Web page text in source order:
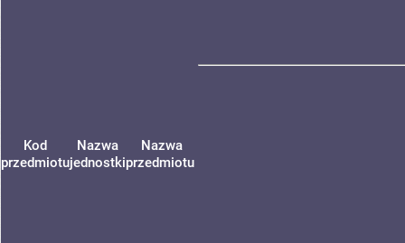
Kod
przedmiotu
Nazwa
jednostki
Nazwa
przedmiotu